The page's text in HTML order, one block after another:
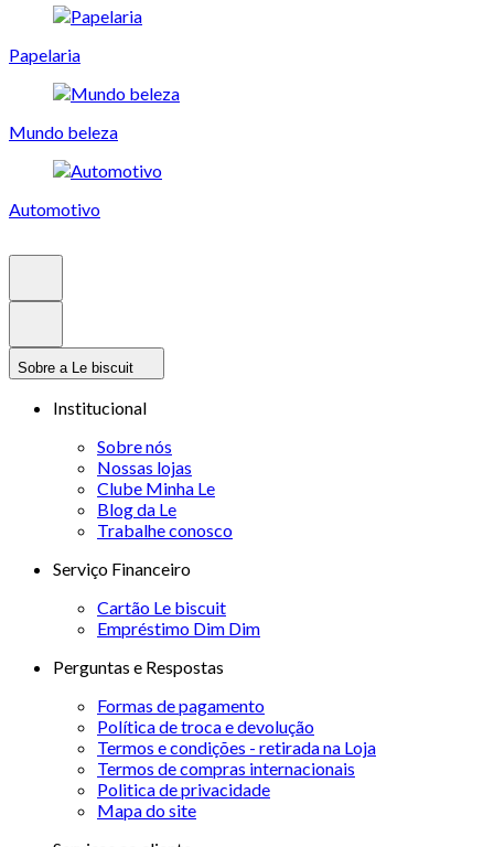
Papelaria
Mundo beleza
Automotivo
Sobre a Le biscuit
Institucional
Sobre nós
Nossas lojas
Clube Minha Le
Blog da Le
Trabalhe conosco
Serviço Financeiro
Cartão Le biscuit
Empréstimo Dim Dim
Perguntas e Respostas
Formas de pagamento
Política de troca e devolução
Termos e condições - retirada na Loja
Termos de compras internacionais
Politica de privacidade
Mapa do site